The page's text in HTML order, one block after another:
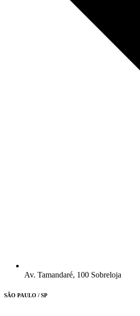
Av. Tamandaré, 100 Sobreloja
SÃO PAULO / SP